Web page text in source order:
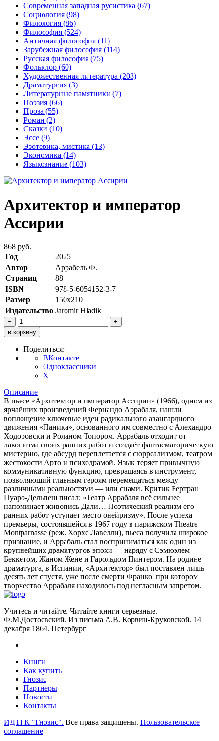
Современная западная русистика (67)
Социология (98)
Филология (86)
Философия (524)
Античная философия (11)
Зарубежная философия (114)
Русская философия (75)
Фольклор (60)
Художественная литература (208)
Драматургия (3)
Литературные памятники (7)
Поэзия (66)
Проза (55)
Роман (2)
Сказки (10)
Эссе (9)
Эзотерика, мистика (13)
Экономика (14)
Языкознание (103)
Архитектор и император
Ассирии
868 руб.
Год
2025
Автор
Аррабель Ф.
Страниц
88
ISBN
978-5-6054152-3-7
Размер
150x210
Издательство Jaromir Hladik
−
+
в корзину
Поделиться:
ВКонтакте
Одноклассники
X
Описание
В пьесе «Архитектор и император Ассирии» (1966), одном из
ярчайших произведений Фернандо Аррабаля, нашли
воплощение ключевые идеи радикального авангардного
движения «Паника», основанного им совместно с Алехандро
Ходоровски и Роланом Топором. Аррабаль отходит от
лаконизма своих ранних работ и создаёт фантасмагорическую
мистерию, где абсурд переплетается с сюрреализмом, театром
жестокости Арто и психодрамой. Язык теряет привычную
коммуникативную функцию, превращаясь в инструмент,
позволяющий главным героям перемещаться между
различными реальностями — или снами. Критик Бертран
Пуаро-Дельпеш писал: «Театр Аррабаля всё сильнее
напоминает живопись Дали… Поэтический реализм его
ранних работ уступает место онейризму». После успеха
премьеры, состоявшейся в 1967 году в парижском Theatre
Montparnasse (реж. Хорхе Лавелли), пьеса получила широкое
признание, и Аррабаль стал восприниматься как один из
крупнейших драматургов эпохи — наряду с Сэмюэлем
Беккетом, Жаном Жене и Гарольдом Пинтером. На родине
драматурга, в Испании, «Архитектор» был поставлен лишь
десять лет спустя, уже после смерти Франко, при котором
творчество Аррабаля находилось под негласным запретом.
Учитесь и читайте. Читайте книги серьезные.
Ф.М.Достоевский. Из письма А.В. Корвин-Круковской. 14
декабря 1864. Петербург
Книги
Как купить
Гнозис
Партнеры
Новости
Контакты
ИДТГК "Гнозис". Все права защищены. Пользовательское
соглашение